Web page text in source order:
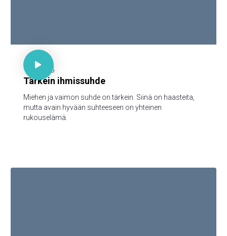
30 minuuttia

1.12.2025
Tärkein ihmissuhde
Miehen ja vaimon suhde on tärkein. Siinä on haasteita,
mutta avain hyvään suhteeseen on yhteinen
rukouselämä.